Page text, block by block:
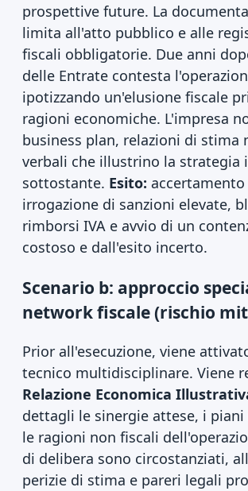
prospettive future. La
limita all'atto pubblico e alle
fiscali obbligatorie. Due anni
delle Entrate contesta
ipotizzando un'elusione fiscale
ragioni economiche. L'impresa
business plan, relazioni di stima
verbali che illustrino la strategia
sottostante. Esito: accertamento
irrogazione di sanzioni elevate,
rimborsi IVA e avvio di un
costoso e dall'esito incerto.
Scenario b: approccio
network fiscale (rischio
Prior all'esecuzione, viene
tecnico multidisciplinare. Viene
Relazione Economica
dettagli le sinergie attese, i
le ragioni non fiscali
di delibera sono circostanziati,
perizie di stima e pareri legali